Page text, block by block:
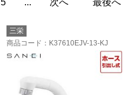
5 ... 次へ 最後へ
三栄
商品コード ：K37610EJV-13-KJ